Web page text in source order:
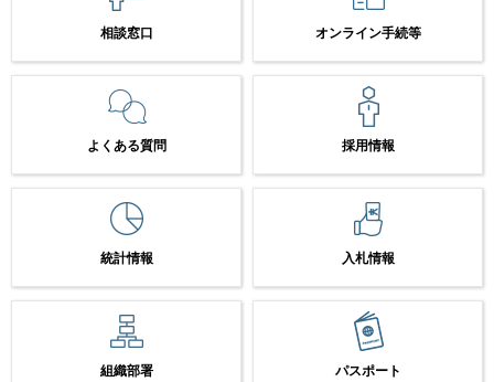
相談窓口 オンライン手続等
よくある質問 採用情報
統計情報 入札情報
組織部署 パスポート